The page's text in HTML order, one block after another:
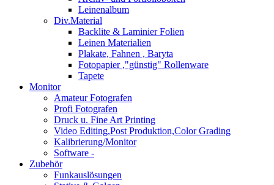
Leinenalbum
Div.Material
Backlite & Laminier Folien
Leinen Materialien
Plakate, Fahnen , Baryta
Fotopapier ,"günstig" Rollenware
Tapete
Monitor
Amateur Fotografen
Profi Fotografen
Druck u. Fine Art Printing
Video Editing,Post Produktion,Color Grading
Kalibrierung/Monitor
Software -
Zubehör
Funkauslösungen